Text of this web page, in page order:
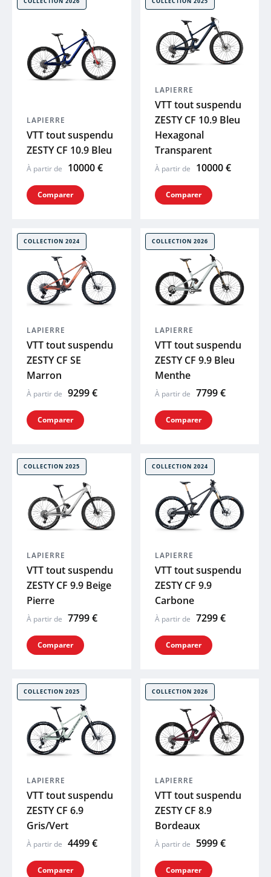
LAPIERRE
VTT tout suspendu
ZESTY CF 10.9 Bleu
À partir de 10000 €
Comparer
LAPIERRE
VTT tout suspendu
ZESTY CF 10.9 Bleu
Hexagonal
Transparent
À partir de 10000 €
Comparer
COLLECTION 2024
LAPIERRE
VTT tout suspendu
ZESTY CF SE
Marron
À partir de 9299 €
Comparer
COLLECTION 2026
LAPIERRE
VTT tout suspendu
ZESTY CF 9.9 Bleu
Menthe
À partir de 7799 €
Comparer
COLLECTION 2025
LAPIERRE
VTT tout suspendu
ZESTY CF 9.9 Beige
Pierre
À partir de 7799 €
Comparer
COLLECTION 2024
LAPIERRE
VTT tout suspendu
ZESTY CF 9.9
Carbone
À partir de 7299 €
Comparer
COLLECTION 2025
LAPIERRE
VTT tout suspendu
ZESTY CF 6.9
Gris/Vert
À partir de 4499 €
Comparer
COLLECTION 2026
LAPIERRE
VTT tout suspendu
ZESTY CF 8.9
Bordeaux
À partir de 5999 €
Comparer